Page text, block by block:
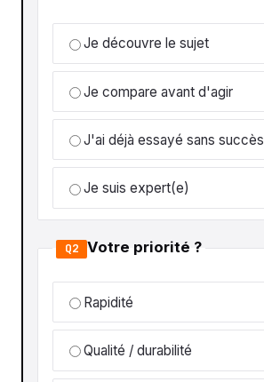
Je découvre le sujet
Je compare avant d'agir
J'ai déjà essayé sans succès
Je suis expert(e)
Q2 Votre priorité ?
Rapidité
Qualité / durabilité